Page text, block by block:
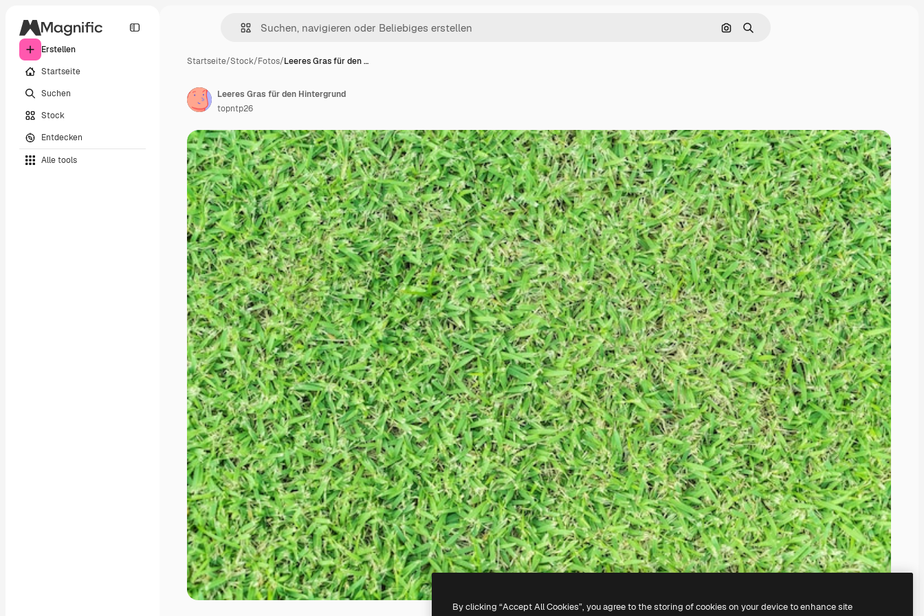
Erstellen
Startseite
Suchen
Stock
Entdecken
Alle tools
Nach Bild suchen
Suchen
Startseite/Stock/Fotos/Leeres Gras für den …
Leeres Gras für den Hintergrund
topntp26
By clicking “Accept All Cookies”, you agree to the storing of cookies on your device to enhance site